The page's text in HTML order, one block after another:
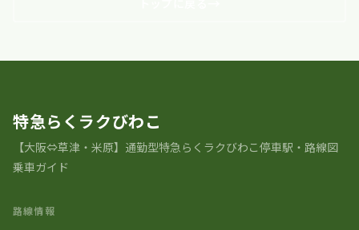
特急らくラクびわこ
【大阪⇔草津・米原】通勤型特急らくラクびわこ停車駅・路線図
乗車ガイド
路線情報